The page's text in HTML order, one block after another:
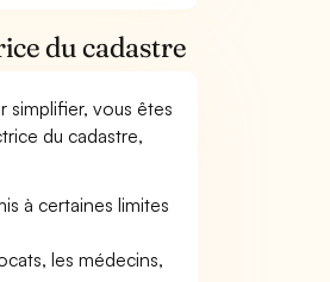
du cadastre
simplifier, vous êtes
du cadastre,
à certaines limites
les médecins,